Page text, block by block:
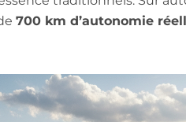
700 km d’autonomie